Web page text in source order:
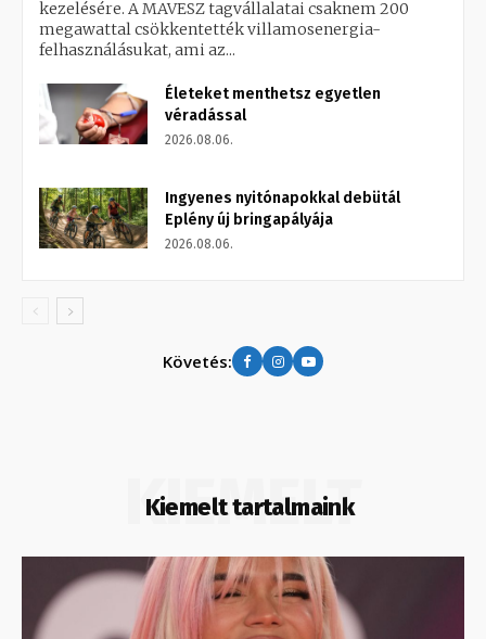
kezelésére. A MAVESZ tagvállalatai csaknem 200
megawattal csökkentették villamosenergia-
felhasználásukat, ami az...
Életeket menthetsz egyetlen
véradással
2026.08.06.
Ingyenes nyitónapokkal debütál
Eplény új bringapályája
2026.08.06.
Követés:
Kiemelt tartalmaink
KIEMELT